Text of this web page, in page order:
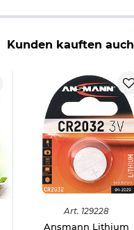
Kunden kauften auch
Art. 129228
Ansmann Lithium